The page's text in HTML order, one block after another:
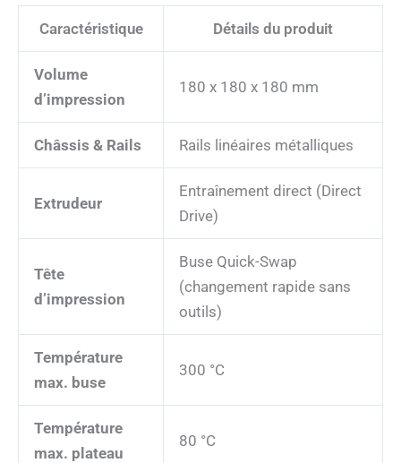
Caractéristique Détails du produit
Volume
d’impression
180 x 180 x 180 mm
Châssis & Rails Rails linéaires métalliques
Extrudeur
Entraînement direct (Direct
Drive)
Tête
d’impression
Buse Quick-Swap
(changement rapide sans
outils)
Température
max. buse
300 °C
Température
max. plateau
80 °C